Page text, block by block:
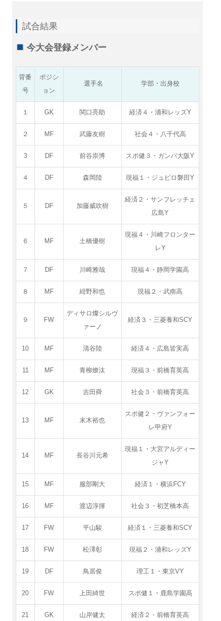
試合結果
今大会登録メンバー
背番
号
ポジシ
ョン
選手名 学部・出身校
１ GK 関口亮助 経済４・浦和レッズY
２ MF 武藤友樹 社会４・八千代高
3 DF 前谷崇博 スポ健３・ガンバ大阪Y
４ DF 森岡陸 現福１・ジュビロ磐田Y
５ DF 加藤威吹樹
経済２・サンフレッチェ
広島Y
６ MF 土橋優樹
現福４・川崎フロンター
レY
７ DF 川崎雅哉 現福４・静岡学園高
８ MF 紺野和也 現福２・武南高
９ FW
ディサロ燦シルヴ
ァーノ
経済３・三菱養和SCY
10 MF 清谷陸 経済４・広島皆実高
11 MF 青柳燎汰 現福３・前橋育英高
12 GK 吉田舜 社会３・前橋育英高
13 MF 末木裕也
スポ健２・ヴァンフォー
レ甲府Y
14 MF 長谷川元希
現福１・大宮アルディー
ジャY
15 MF 服部剛大 経済１・横浜FCY
16 MF 渡辺淳揮 社会３・初芝橋本高
17 FW 平山駿 経済１・三菱養和SCY
18 FW 松澤彰 現福２・浦和レッズY
19 DF 鳥居俊 理工１・東京VY
20 FW 上田綺世 スポ健１・鹿島学園高
21 GK 山岸健太 経済２・前橋育英高